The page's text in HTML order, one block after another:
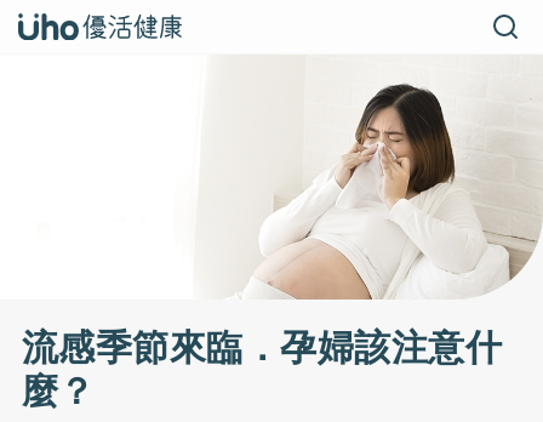
流感季節來臨．孕婦該注意什
麼？